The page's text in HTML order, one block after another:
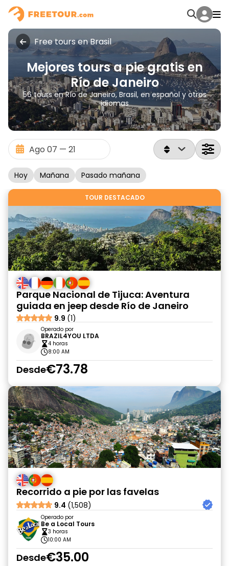
Free tours en Brasil
Mejores tours a pie gratis en
Río de Janeiro
56 tours en Río de Janeiro, Brasil, en español y otros
idiomas
Hoy Mañana Pasado mañana
TOUR DESTACADO
Parque Nacional de Tijuca: Aventura
guiada en jeep desde Río de Janeiro
9.9 (1)
Operado por
BRAZIL4YOU LTDA
4 horas
8:00 AM
Desde€73.78
Recorrido a pie por las favelas
9.4 (1,508)
Operado por
Be a Local Tours
3 horas
10:00 AM
Desde€35.00